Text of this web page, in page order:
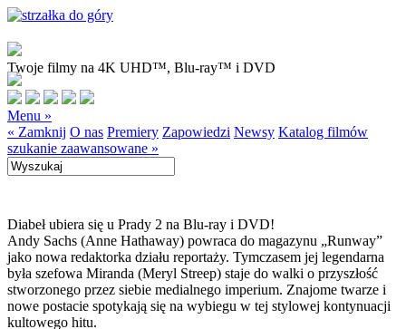
Twoje filmy na 4K UHD™, Blu-ray™ i DVD
Menu »
« Zamknij O nas Premiery Zapowiedzi Newsy Katalog filmów
szukanie zaawansowane »
Diabeł ubiera się u Prady 2 na Blu-ray i DVD!
Andy Sachs (Anne Hathaway) powraca do magazynu „Runway”
jako nowa redaktorka działu reportaży. Tymczasem jej legendarna
była szefowa Miranda (Meryl Streep) staje do walki o przyszłość
stworzonego przez siebie medialnego imperium. Znajome twarze i
nowe postacie spotykają się na wybiegu w tej stylowej kontynuacji
kultowego hitu.